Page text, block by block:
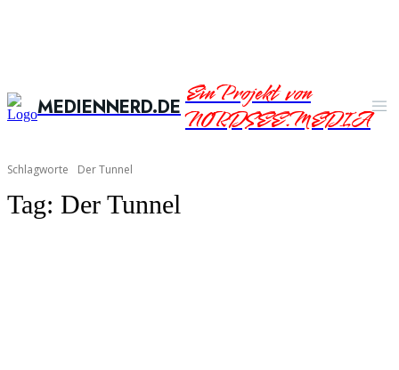
MEDIENNERD.DEEin Projekt von
NORDSEE.MEDIA
Schlagworte Der Tunnel
Tag: Der Tunnel